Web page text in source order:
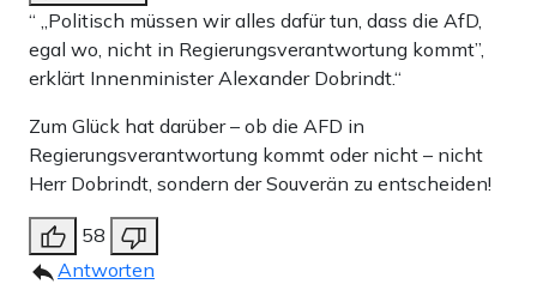
“ „Politisch müssen wir alles dafür tun, dass die AfD,
egal wo, nicht in Regierungsverantwortung kommt”,
erklärt Innenminister Alexander Dobrindt.“
Zum Glück hat darüber – ob die AFD in
Regierungsverantwortung kommt oder nicht – nicht
Herr Dobrindt, sondern der Souverän zu entscheiden!
58
Antworten